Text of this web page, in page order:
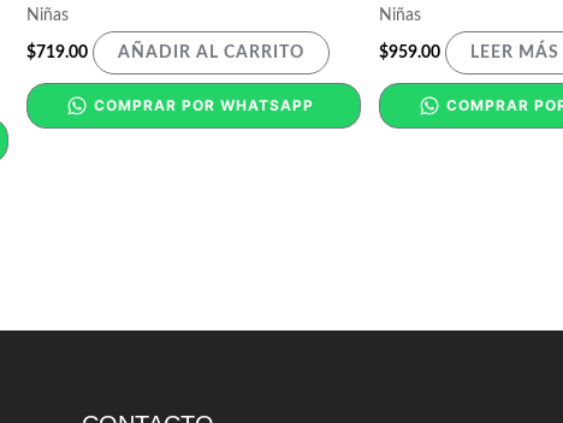
Niñas
$719.00 AÑADIR AL CARRITO
COMPRAR POR WHATSAPP
Niñas
$959.00 LEER MÁS
COMPRAR